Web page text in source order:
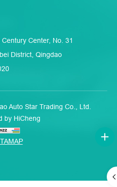
Center, No. 31
District, Qingdao
Auto Star Trading Co., Ltd.
by HiCheng